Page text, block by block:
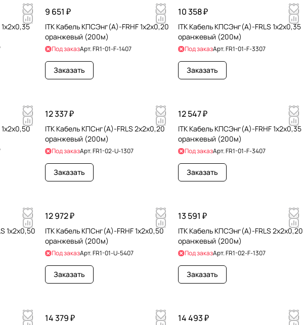
9 651 ₽
ITK Кабель КПСЭнг(А)-FRHF 1х2х0,20
оранжевый (200м)
Под заказАрт.FR1-01-F-1407
Заказать
10 358 ₽
ITK Кабель КПСЭнг(А)-FRLS 1х2х0,35
оранжевый (200м)
Под заказАрт.FR1-01-F-3307
Заказать
12 337 ₽
ITK Кабель КПСнг(А)-FRLS 2х2х0,20
оранжевый (200м)
Под заказАрт.FR1-02-U-1307
Заказать
12 547 ₽
ITK Кабель КПСЭнг(А)-FRHF 1х2х0,35
оранжевый (200м)
Под заказАрт.FR1-01-F-3407
Заказать
1х2х0,50
12 972 ₽
ITK Кабель КПСнг(А)-FRHF 1х2х0,50
оранжевый (200м)
Под заказАрт.FR1-01-U-5407
Заказать
13 591 ₽
ITK Кабель КПСЭнг(А)-FRLS 2х2х0,20
оранжевый (200м)
Под заказАрт.FR1-02-F-1307
Заказать
14 379 ₽ 14 493 ₽